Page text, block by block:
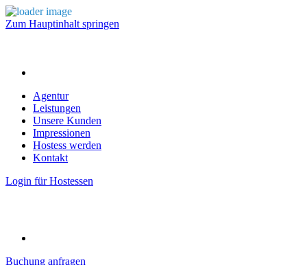
Zum Hauptinhalt springen
Agentur
Leistungen
Unsere Kunden
Impressionen
Hostess werden
Kontakt
Login für Hostessen
Buchung anfragen